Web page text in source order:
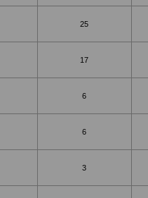
25
17
6
6
3